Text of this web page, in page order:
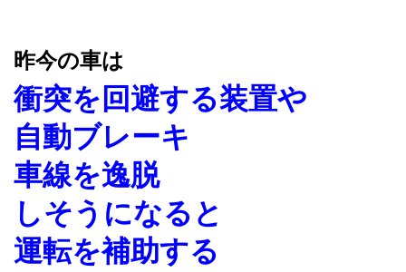
昨今の車は
衝突を回避する装置や
自動ブレーキ
車線を逸脱
しそうになると
運転を補助する